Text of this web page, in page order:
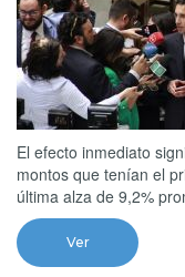
El efecto inmediato
montos que tenían el
última alza de 9,2%
Ver